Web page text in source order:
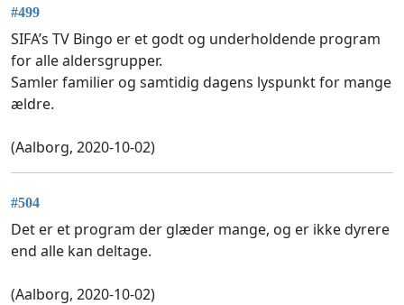
#499
SIFA’s TV Bingo er et godt og underholdende program
for alle aldersgrupper.
Samler familier og samtidig dagens lyspunkt for mange
ældre.
(Aalborg, 2020-10-02)
#504
Det er et program der glæder mange, og er ikke dyrere
end alle kan deltage.
(Aalborg, 2020-10-02)